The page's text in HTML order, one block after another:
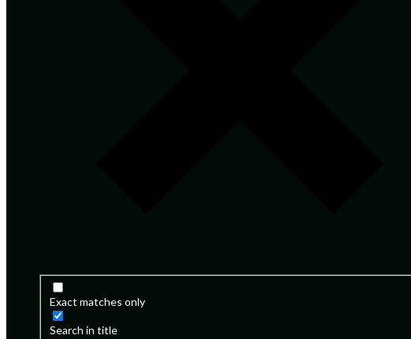
Exact matches only
Search in title